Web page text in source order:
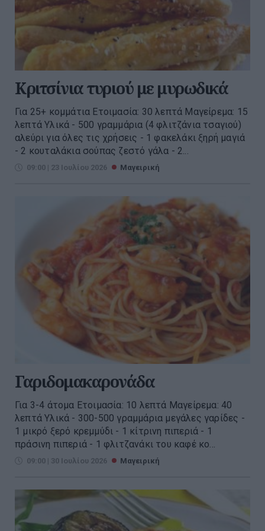
Κριτσίνια τυριού με μυρωδικά
Για 25+ κομμάτια Ετοιμασία: 30 λεπτά Μαγείρεμα: 15
λεπτά Υλικά - 500 γραμμάρια (4 φλιτζάνια τσαγιού)
αλεύρι για όλες τις χρήσεις - 1 φακελάκι ξηρή μαγιά
- 2 κουταλάκια σούπας ζεστό γάλα - 2...
09:00 | 23 Ιουλίου 2026 Μαγειρική
Γαριδομακαρονάδα
Για 3-4 άτομα Ετοιμασία: 10 λεπτά Μαγείρεμα: 40
λεπτά Υλικά - 300-500 γραμμάρια μεγάλες γαρίδες -
1 μικρό ξερό κρεμμύδι - 1 κίτρινη πιπεριά - 1
πράσινη πιπεριά - 1 φλιτζανάκι του καφέ κο...
09:00 | 30 Ιουλίου 2026 Μαγειρική